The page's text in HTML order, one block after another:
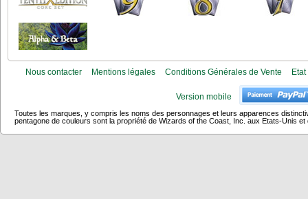
Nous contacter Mentions légales Conditions Générales de Vente
Version mobile
Toutes les marques, y compris les noms des personnages et leurs apparences
pentagone de couleurs sont la propriété de Wizards of the Coast, Inc. aux Etats-Unis